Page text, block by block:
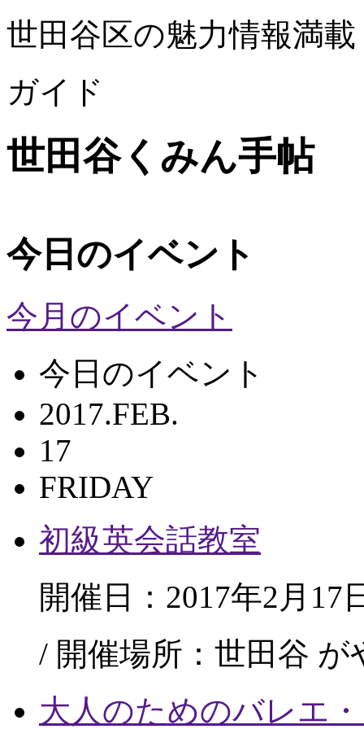
世田谷区の魅力情報満載
ガイド
世田谷くみん手帖
今日のイベント
今月のイベント
今日のイベント
2017.FEB.
17
FRIDAY
初級英会話教室
開催日：2017年2月17
/ 開催場所：世田谷
大人のためのバレエ